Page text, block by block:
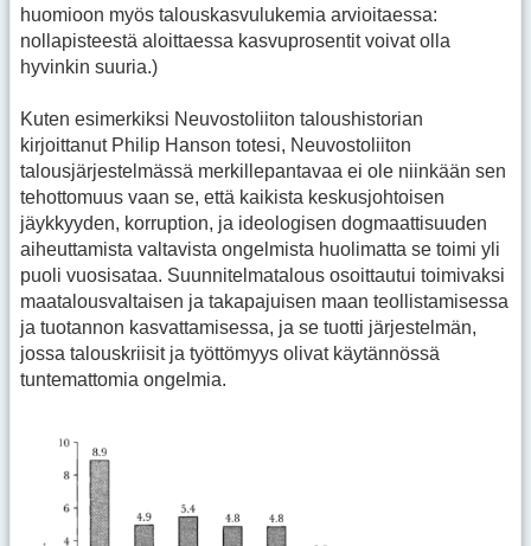
huomioon myös talouskasvulukemia arvioitaessa:
nollapisteestä aloittaessa kasvuprosentit voivat olla
hyvinkin suuria.)
Kuten esimerkiksi Neuvostoliiton taloushistorian
kirjoittanut Philip Hanson totesi, Neuvostoliiton
talousjärjestelmässä merkillepantavaa ei ole niinkään sen
tehottomuus vaan se, että kaikista keskusjohtoisen
jäykkyyden, korruption, ja ideologisen dogmaattisuuden
aiheuttamista valtavista ongelmista huolimatta se toimi yli
puoli vuosisataa. Suunnitelmatalous osoittautui toimivaksi
maatalousvaltaisen ja takapajuisen maan teollistamisessa
ja tuotannon kasvattamisessa, ja se tuotti järjestelmän,
jossa talouskriisit ja työttömyys olivat käytännössä
tuntemattomia ongelmia.